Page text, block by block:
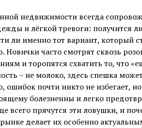
недвижимости всегда
и лёгкой тревоги: получится
ли именно тот вариант, который
часто смотрят сквозь
и торопятся схватить то, что
– не молоко, здесь спешка может
ошибок почти никто не избегает, но
болезненны и легко
всего прячутся эти ловушки, и
делает их особенно